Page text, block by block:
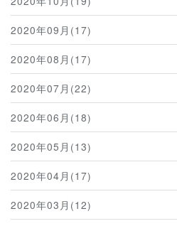
2020年09月(17)
2020年08月(17)
2020年07月(22)
2020年06月(18)
2020年05月(13)
2020年04月(17)
2020年03月(12)